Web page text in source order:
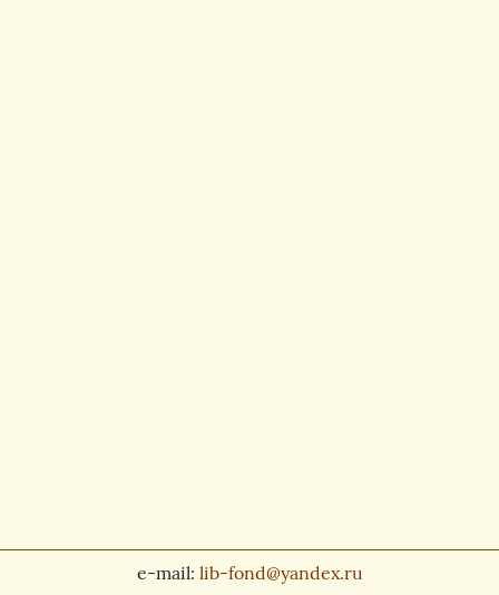
e-mail: lib-fond@yandex.ru